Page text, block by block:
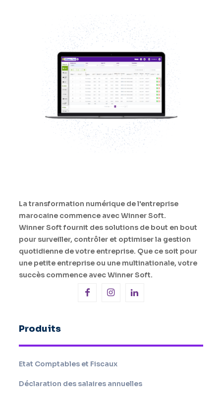
La transformation numérique de l'entreprise
marocaine commence avec Winner Soft.
Winner Soft fournit des solutions de bout en bout
pour surveiller, contrôler et optimiser la gestion
quotidienne de votre entreprise. Que ce soit pour
une petite entreprise ou une multinationale, votre
succès commence avec Winner Soft.
Produits
Etat Comptables et Fiscaux
Déclaration des salaires annuelles